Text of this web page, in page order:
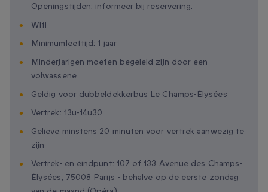
Openingstijden: informeer bij reservering.
Wifi
Minimumleeftijd: 1 jaar
Minderjarigen moeten begeleid zijn door een
volwassene
Geldig voor dubbeldekkerbus Le Champs-Élysées
Vertrek: 13u-14u30
Gelieve minstens 20 minuten voor vertrek aanwezig te
zijn
Vertrek- en eindpunt: 107 of 133 Avenue des Champs-
Élysées, 75008 Parijs - behalve op de eerste zondag